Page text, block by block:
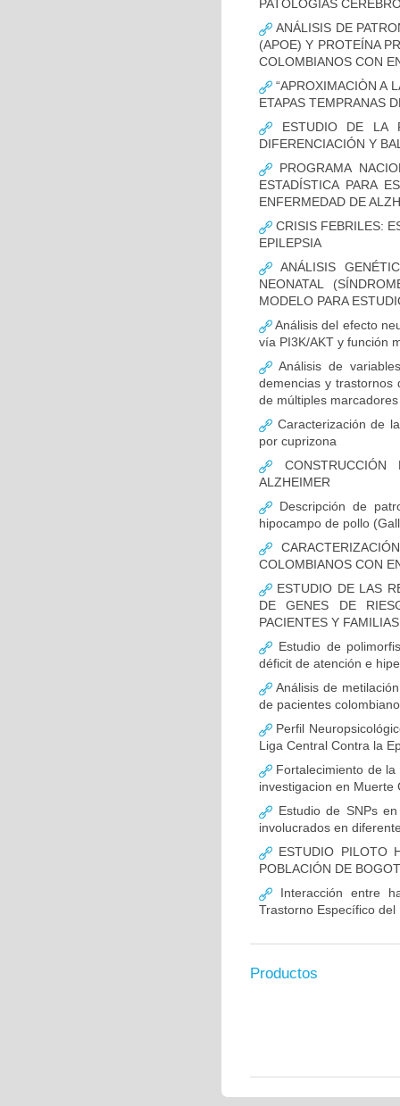
PATOLOGÍAS
ANÁLISIS DE
(APOE) Y PROTEÍNA
COLOMBIANOS CON
“APROXIMACIÒN A
ETAPAS TEMPRANAS
ESTUDIO DE LA
DIFERENCIACIÓN Y
PROGRAMA
ESTADÍSTICA PARA
ENFERMEDAD DE
CRISIS FEBRILES:
EPILEPSIA
ANÁLISIS
NEONATAL
MODELO PARA
Análisis del efecto
vía PI3K/AKT y función
Análisis de
demencias y trastornos
de múltiples
Caracterización de
por cuprizona
ALZHEIMER
Descripción de
hipocampo de pollo
COLOMBIANOS CON
ESTUDIO DE LAS
DE GENES DE
PACIENTES Y
Estudio de
déficit de atención e
Análisis de
de pacientes
Perfil
Liga Central Contra la
Fortalecimiento de la
investigacion en Muerte
Estudio de SNPs
involucrados en
ESTUDIO PILOTO
POBLACIÓN DE
Interacción entre
Trastorno Específico del
Productos